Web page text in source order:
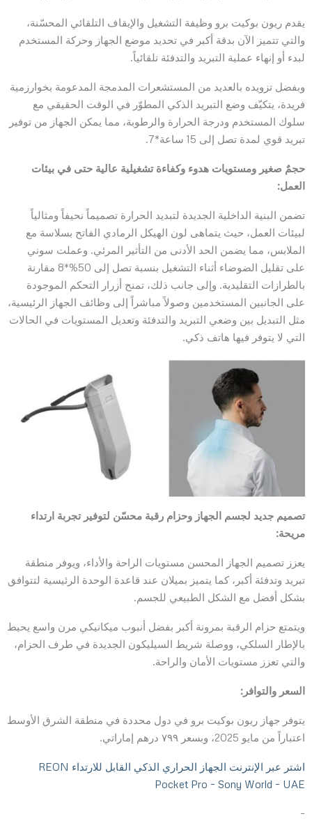
يقدم ريون بوكيت برو وظيفة التشغيل والإيقاف التلقائي المحسّنة،
والتي تتميز الآن بدقة أكبر في تحديد موضع الجهاز وحركة المستخدم
لبدء أو إنهاء عملية التبريد والتدفئة تلقائياً.
وبفضل تزويده بالعديد من المستشعرات المدمجة المدعومة بخوارزمية
فريدة، يتكيّف وضع التبريد الذكي المطوّر في الوقت الحقيقي مع
سلوك المستخدم ودرجة الحرارة والرطوبة، مما يمكن الجهاز من توفير
تبريد قوي لمدة تصل إلى 15 ساعة*7.
حجمٌ صغير ومستويات هدوء وكفاءة تشغيلية عالية حتى في بيئات
العمل:
تضمن البنية الداخلية الجديدة لتبديد الحرارة تصميماً نحيفاً ومثالياً
لبيئات العمل، حيث يتماهى لون الهيكل الرمادي الفاتح بسلاسة مع
الملابس، مما يضمن الحد الأدنى من التأثير المرئي. وعملت سوني
على تقليل الضوضاء أثناء التشغيل بنسبة تصل إلى 50%*8 مقارنة
بالطرازات التقليدية. وإلى جانب ذلك، تمنح أزرار التحكم الموجودة
على الجانبين المستخدمين وصولاً مباشراً إلى وظائف الجهاز الرئيسية،
مثل التبديل بين وضعي التبريد والتدفئة وتعديل المستويات في الحالات
التي لا يتوفر فيها هاتف ذكي.
تصميم جديد لجسم الجهاز وحزام رقبة محسّن لتوفير تجربة ارتداء
مريحة:
يعزز تصميم الجهاز المحسن مستويات الراحة والأداء، ويوفر منطقة
تبريد وتدفئة أكبر، كما يتميز بميلان عند قاعدة الوحدة الرئيسية لتتوافق
بشكل أفضل مع الشكل الطبيعي للجسم.
ويتمتع حزام الرقبة بمرونة أكبر بفضل أنبوب ميكانيكي مرن واسع يحيط
بالإطار السلكي، ووصلة شريط السيليكون الجديدة في طرف الحزام،
والتي تعزز مستويات الأمان والراحة.
السعر والتوافر:
يتوفر جهاز ريون بوكيت برو في دول محددة في منطقة الشرق الأوسط
اعتباراً من مايو 2025، وبسعر ٧٩٩ درهم إماراتي.
اشتر عبر الإنترنت الجهاز الحراري الذكي القابل للارتداء REON
Pocket Pro – Sony World – UAE
–